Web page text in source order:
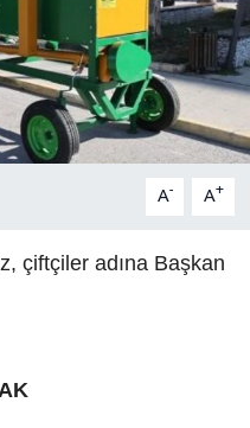
A- A+
çiftçiler adına Başkan